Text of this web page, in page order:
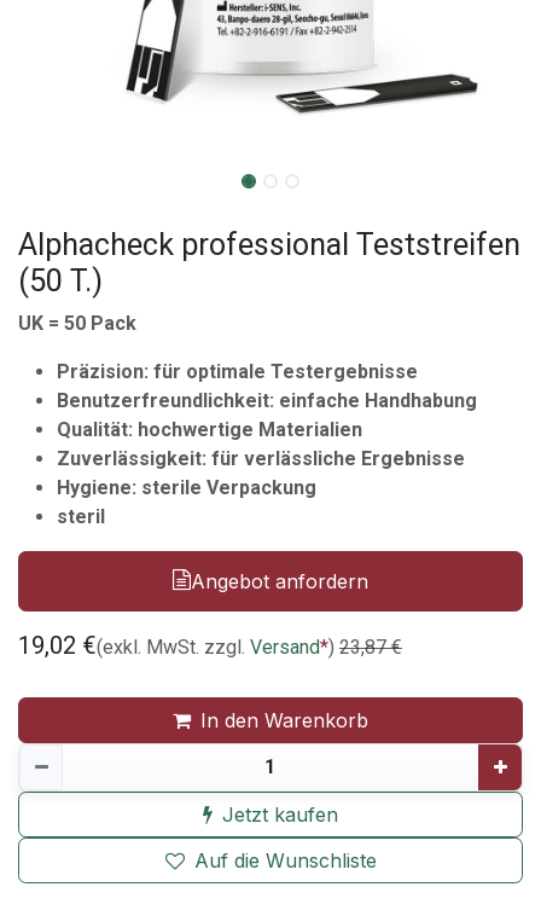
Alphacheck professional Teststreifen
(50 T.)
UK = 50 Pack
Präzision: für optimale Testergebnisse
Benutzerfreundlichkeit: einfache Handhabung
Qualität: hochwertige Materialien
Zuverlässigkeit: für verlässliche Ergebnisse
Hygiene: sterile Verpackung
steril
Angebot anfordern
19,02 €(exkl. MwSt. zzgl. Versand*) 23,87€
In den Warenkorb
Jetzt kaufen
Auf die Wunschliste